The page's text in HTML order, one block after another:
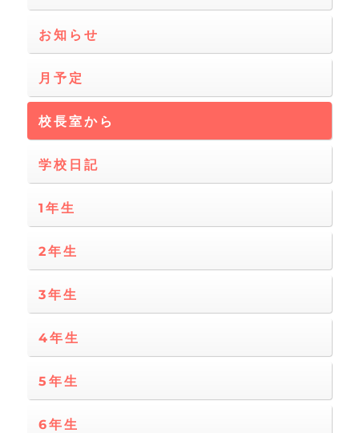
ー
ジ
送
り
お知らせ
月予定
校長室から
学校日記
1年生
2年生
3年生
4年生
5年生
6年生